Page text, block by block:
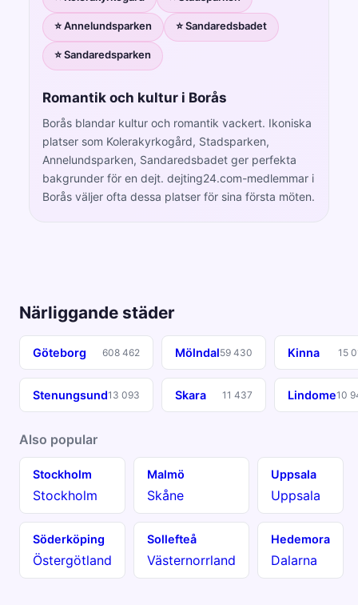
⭐ Annelundsparken ⭐ Sandaredsbadet
⭐ Sandaredsparken
Romantik och kultur i Borås
Borås blandar kultur och romantik vackert. Ikoniska
platser som Kolerakyrkogård, Stadsparken,
Annelundsparken, Sandaredsbadet ger perfekta
bakgrunder för en dejt. dejting24.com-medlemmar i
Borås väljer ofta dessa platser för sina första möten.
Närliggande städer
Göteborg 608 462 Mölndal59 430 Kinna 15
Stenungsund13 093 Skara 11 437 Lindome10
Also popular
Stockholm
Stockholm
Malmö
Skåne
Uppsala
Uppsala
Söderköping
Östergötland
Sollefteå
Västernorrland
Hedemora
Dalarna